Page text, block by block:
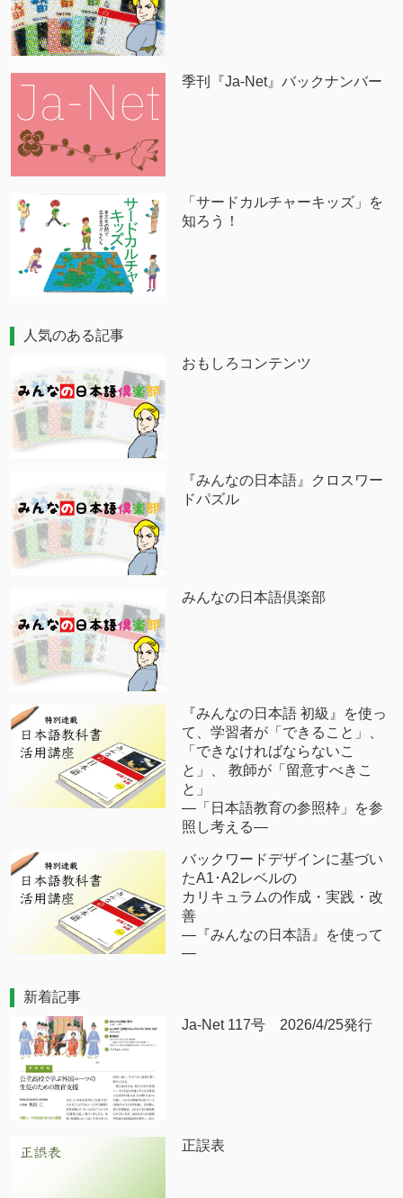
季刊『Ja-Net』バックナンバー
「サードカルチャーキッズ」を
知ろう！
人気のある記事
おもしろコンテンツ
『みんなの日本語』クロスワー
ドパズル
みんなの日本語倶楽部
『みんなの日本語 初級』を使っ
て、学習者が「できること」、
「できなければならないこ
と」、 教師が「留意すべきこ
と」
―「日本語教育の参照枠」を参
照し考える―
バックワードデザインに基づい
たA1･A2レベルの
カリキュラムの作成・実践・改
善
―『みんなの日本語』を使って
―
新着記事
Ja-Net 117号 2026/4/25発行
正誤表